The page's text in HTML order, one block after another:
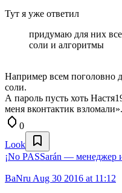
Тут я уже ответил
придумаю для них
соли и алгоритмы
Например всем поголовно
соли.
А пароль пусть хоть
меня вконтактик взломали».
0
Look
¡No PASSarán — менеджер
BaNru Aug 30 2016 at 11:12